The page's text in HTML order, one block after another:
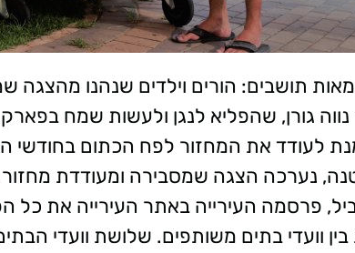
תושבים: הורים וילדים שנהנו מהצגה
נווה גורן, שהפליא לנגן ולעשות שמח
לעודד את המחזור לפח הכתום בחודשי
נערכה הצגה שמסבירה ומעודדת מחזור
פרסמה העירייה באתר העירייה את כל
וועדי בתים משותפים. שלושת וועדי